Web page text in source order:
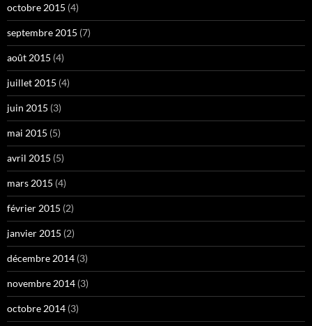
octobre 2015 (4)
septembre 2015 (7)
août 2015 (4)
juillet 2015 (4)
juin 2015 (3)
mai 2015 (5)
avril 2015 (5)
mars 2015 (4)
février 2015 (2)
janvier 2015 (2)
décembre 2014 (3)
novembre 2014 (3)
octobre 2014 (3)